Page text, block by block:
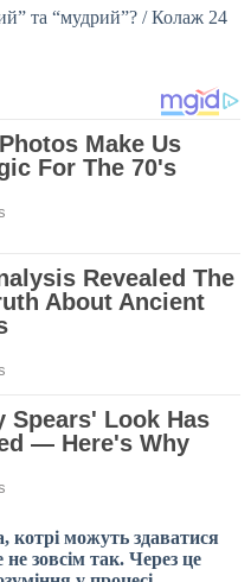
та “мудрий”? / Колаж 24
котрі можуть здаватися
зовсім так. Через це